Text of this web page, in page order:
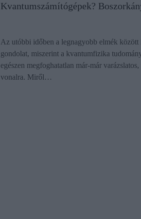
Kvantumszámítógépek?
Az utóbbi időben a legnagyobb elmék között
gondolat, miszerint a kvantumfizika
egészen megfoghatatlan már-már
vonalra. Miről…